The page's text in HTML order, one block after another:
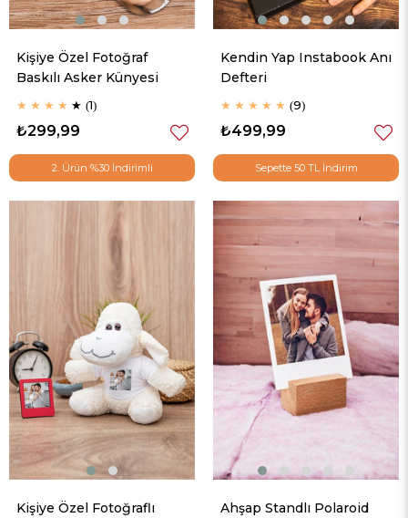
Kişiye Özel Fotoğraf
Baskılı Asker Künyesi
★ ★ ★ ★ ★ 1
₺299,99
2. Ürün %30 İndirimli
Kendin Yap Instabook Anı
Defteri
★ ★ ★ ★ ★ 9
₺499,99
Sepette 50 TL İndirim
Kişiye Özel Fotoğraflı
Ahşap Standlı Polaroid